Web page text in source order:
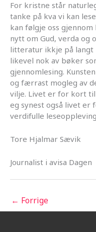
For kristne står
tanke på kva vi kan
kan følgje oss
nytt om Gud, verda og
litteratur ikkje på
likevel nok av bøker
gjennomlesing.
og færrast mogleg av
vilje. Livet er for kort
eg synest også livet er
verdifulle
Tore Hjalmar Sævik
Journalist i avisa Dagen
← Forrige